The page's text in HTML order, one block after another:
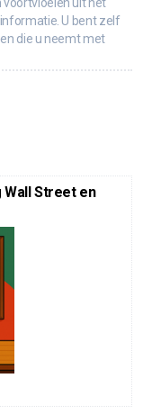
U bent zelf
die u neemt met
Wall Street en